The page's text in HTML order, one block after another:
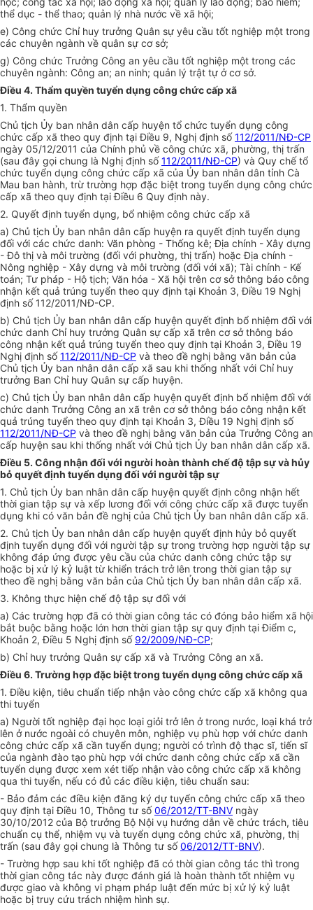
thể dục - thể thao; quản lý nhà nước về xã hội;
e) Công chức Chỉ huy trưởng Quân sự yêu cầu tốt nghiệp một trong
các chuyên ngành về quân sự cơ sở;
g) Công chức Trưởng Công an yêu cầu tốt nghiệp một trong các
chuyên ngành: Công an; an ninh; quản lý trật tự ở cơ sở.
Điều 4. Thẩm quyền tuyển dụng công chức cấp xã
1. Thẩm quyền
Chủ tịch Ủy ban nhân dân cấp huyện tổ chức tuyển dụng công
chức cấp xã theo quy định tại Điều 9, Nghị định số112/2011/NĐ-CP
ngày 05/12/2011 của Chính phủ về công chức xã, phường, thị trấn
(sau đây gọi chung là Nghị định số112/2011/NĐ-CP) và Quy chế tổ
chức tuyển dụng công chức cấp xã của Ủy ban nhân dân tỉnh Cà
Mau ban hành, trừ trường hợp đặc biệt trong tuyển dụng công chức
cấp xã theo quy định tại Điều 6 Quy định này.
2. Quyết định tuyển dụng, bổ nhiệm công chức cấp xã
a) Chủ tịch Ủy ban nhân dân cấp huyện ra quyết định tuyển dụng
đối với các chức danh: Văn phòng - Thống kê; Địa chính - Xây dựng
- Đô thị và môi trường (đối với phường, thị trấn) hoặc Địa chính -
Nông nghiệp - Xây dựng và môi trường (đối với xã); Tài chính - Kế
toán; Tư pháp - Hộ tịch; Văn hóa - Xã hội trên cơ sở thông báo công
nhận kết quả trúng tuyển theo quy định tại Khoản 3, Điều 19 Nghị
định số 112/2011/NĐ-CP.
b) Chủ tịch Ủy ban nhân dân cấp huyện quyết định bổ nhiệm đối với
chức danh Chỉ huy trưởng Quân sự cấp xã trên cơ sở thông báo
công nhận kết quả trúng tuyển theo quy định tại Khoản 3, Điều 19
Nghị định số112/2011/NĐ-CP và theo đề nghị bằng văn bản của
Chủ tịch Ủy ban nhân dân cấp xã sau khi thống nhất với Chỉ huy
trưởng Ban Chỉ huy Quân sự cấp huyện.
c) Chủ tịch Ủy ban nhân dân cấp huyện quyết định bổ nhiệm đối với
chức danh Trưởng Công an xã trên cơ sở thông báo công nhận kết
quả trúng tuyển theo quy định tại Khoản 3, Điều 19 Nghị định số
112/2011/NĐ-CP và theo đề nghị bằng văn bản của Trưởng Công an
cấp huyện sau khi thống nhất với Chủ tịch Ủy ban nhân dân cấp xã.
Điều 5. Công nhận đối với người hoàn thành chế độ tập sự và hủy
bỏ quyết định tuyển dụng đối với người tập sự
1. Chủ tịch Ủy ban nhân dân cấp huyện quyết định công nhận hết
thời gian tập sự và xếp lương đối với công chức cấp xã được tuyển
dụng khi có văn bản đề nghị của Chủ tịch Ủy ban nhân dân cấp xã.
2. Chủ tịch Ủy ban nhân dân cấp huyện quyết định hủy bỏ quyết
định tuyển dụng đối với người tập sự trong trường hợp người tập sự
không đáp ứng được yêu cầu của chức danh công chức tập sự
hoặc bị xử lý kỷ luật từ khiển trách trở lên trong thời gian tập sự
theo đề nghị bằng văn bản của Chủ tịch Ủy ban nhân dân cấp xã.
3. Không thực hiện chếđộ tập sự đối với
a) Các trường hợp đã có thời gian công tác có đóng bảo hiểm xã hội
bắt buộc bằng hoặc lớn hơn thời gian tập sự quy định tại Điểm c,
Khoản 2, Điều 5 Nghị định số 92/2009/NĐ-CP;
b) Chỉ huy trưởng Quân sự cấp xã và Trưởng Công an xã.
Điều 6. Trường hợp đặc biệt trong tuyển dụng công chức cấp xã
1. Điều kiện, tiêu chuẩn tiếp nhận vào công chức cấp xã không qua
thi tuyển
a) Người tốt nghiệp đại học loại giỏi trở lên ở trong nước, loại khá trở
lên ở nước ngoài có chuyên môn, nghiệp vụ phù hợp với chức danh
công chức cấp xã cần tuyển dụng; người có trình độ thạc sĩ, tiến sĩ
của ngành đào tạo phù hợp với chức danh công chức cấp xã cần
tuyển dụng được xem xét tiếp nhận vào công chức cấp xã không
qua thi tuyển, nếu có đủ các điều kiện, tiêu chuẩn sau:
- Bảo đảm các điều kiện đăng ký dự tuyển công chức cấp xã theo
quy định tại Điều 10, Thông tư số06/2012/TT-BNV ngày
30/10/2012 của Bộ trưởng Bộ Nội vụ hướng dẫn về chức trách, tiêu
chuẩn cụ thể, nhiệm vụ và tuyển dụng công chức xã, phường, thị
trấn (sau đây gọi chung là Thông tư số06/2012/TT-BNV).
- Trường hợp sau khi tốt nghiệp đã có thời gian công tác thì trong
thời gian công tác này được đánh giá là hoàn thành tốt nhiệm vụ
được giao và không vi phạm pháp luật đến mức bị xử lý kỷ luật
hoặc bị truy cứu trách nhiệm hình sự.